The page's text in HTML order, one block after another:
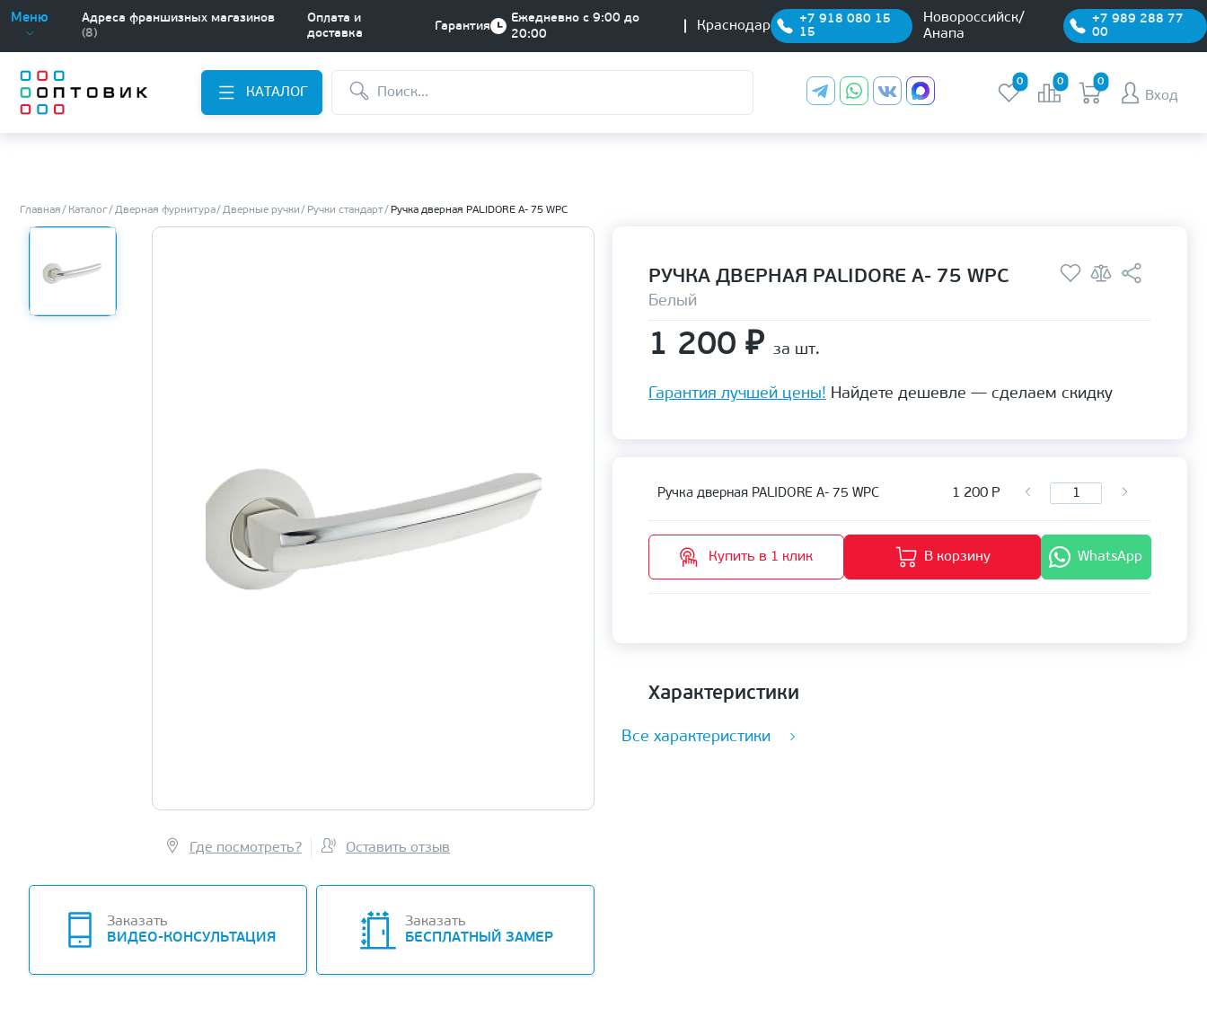
Меню
Адреса франшизных магазинов
(8)
Оплата и
доставка
Гарантия
Ежедневно с 9:00 до
20:00
Краснодар
+7 918 080 15
15
Новороссийск/
Анапа
+7 989 288 77
00
КАТАЛОГ
0 0 0
Вход
Главная Каталог Дверная фурнитура Дверные ручки Ручки стандарт Ручка дверная PALIDORE A- 75 WPC
Где посмотреть? Оставить отзыв
Заказать
ВИДЕО-КОНСУЛЬТАЦИЯ
Заказать
БЕСПЛАТНЫЙ ЗАМЕР
РУЧКА ДВЕРНАЯ PALIDORE A- 75 WPC
Белый
1 200 ₽ за шт.
Гарантия лучшей цены! Найдете дешевле — сделаем скидку
Ручка дверная PALIDORE A- 75 WPC 1 200 Р
Купить в 1 клик В корзину WhatsApp
Характеристики
Все характеристики